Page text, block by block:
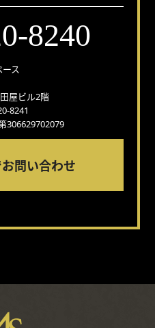
8240
ス
屋ビル2階
8241
306629702079
問い合わせ